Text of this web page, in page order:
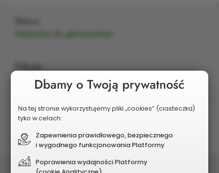
Wybrany do głosowania
Edycja
2026
Planowany koszt
62 000 zł
Podziel się:
Dbamy o Twoją prywatność
Na tej stronie wykorzystujemy pliki „cookies” (ciasteczka)
tyko w celach:
Zapewnienia prawidłowego, bezpiecznego
i wygodnego funkcjonowania Platformy
Poprawienia wydajności Platformy